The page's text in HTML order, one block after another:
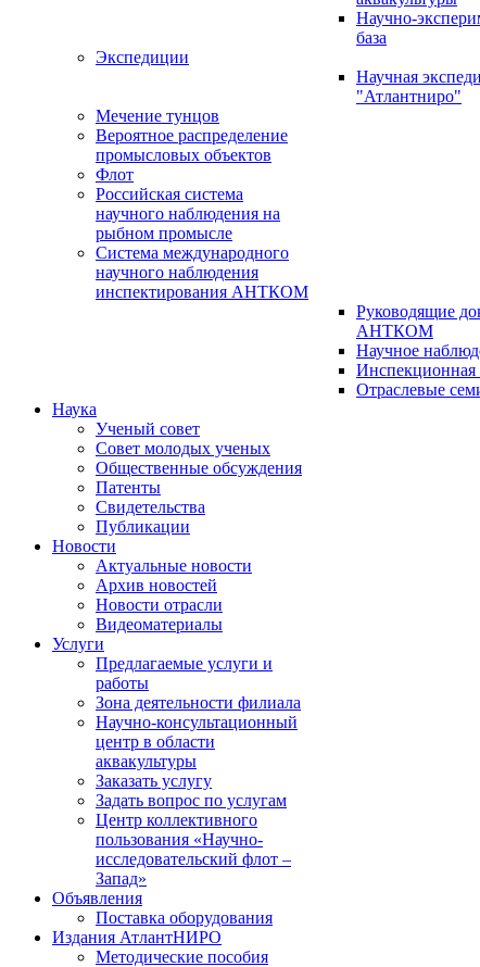
Научно-
база
Экспедиции
Научная
"Атлантниро"
Мечение тунцов
Вероятное распределение
промысловых объектов
Флот
Российская система
научного наблюдения на
рыбном промысле
Система международного
научного наблюдения
инспектирования АНТКОМ
Руководящие
АНТКОМ
Научное
Инспекционная
Отраслевые
Наука
Ученый совет
Совет молодых ученых
Общественные обсуждения
Патенты
Свидетельства
Публикации
Новости
Актуальные новости
Архив новостей
Новости отрасли
Видеоматериалы
Услуги
Предлагаемые услуги и
работы
Зона деятельности филиала
Научно-консультационный
центр в области
аквакультуры
Заказать услугу
Задать вопрос по услугам
Центр коллективного
пользования «Научно-
исследовательский флот –
Запад»
Объявления
Поставка оборудования
Издания АтлантНИРО
Методические пособия